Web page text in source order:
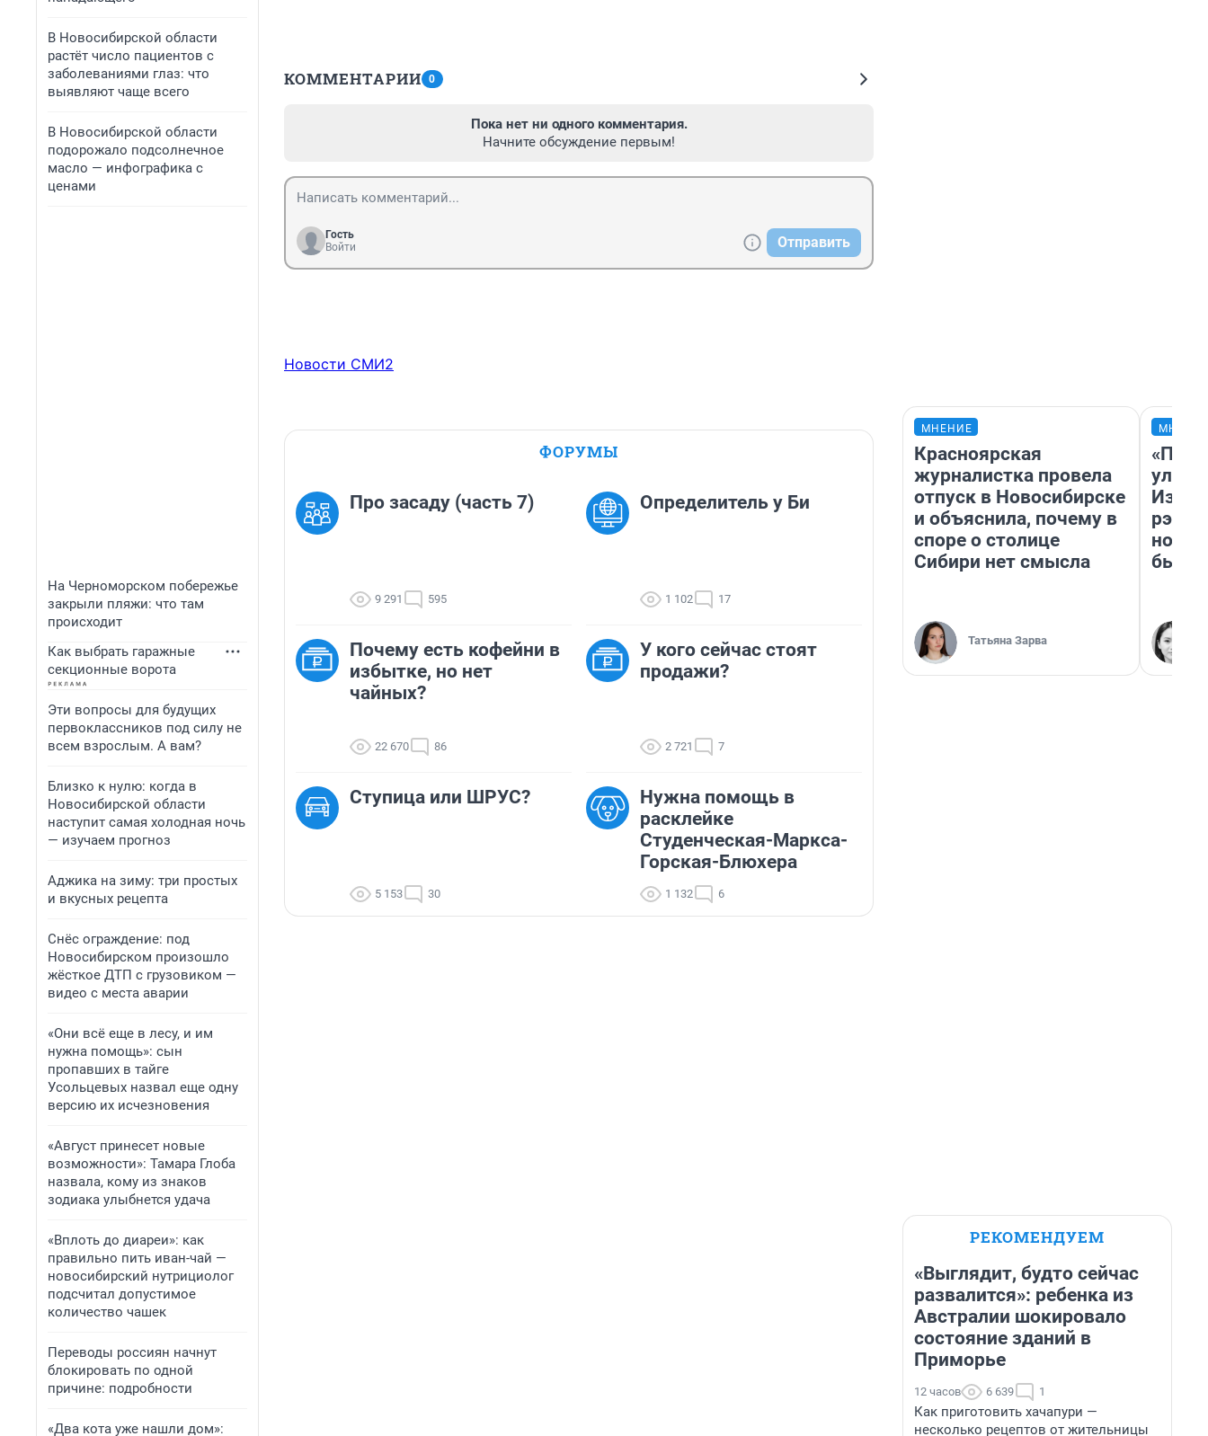
В Новосибирской области
растёт число пациентов с
заболеваниями глаз: что
выявляют чаще всего
В Новосибирской области
подорожало подсолнечное
масло — инфографика с
ценами
На Черноморском побережье
закрыли пляжи: что там
происходит
Как выбрать гаражные
секционные ворота
Эти вопросы для будущих
первоклассников под силу не
всем взрослым. А вам?
Близко к нулю: когда в
Новосибирской области
наступит самая холодная ночь
— изучаем прогноз
Аджика на зиму: три простых
и вкусных рецепта
Снёс ограждение: под
Новосибирском произошло
жёсткое ДТП с грузовиком —
видео с места аварии
«Они всё еще в лесу, и им
нужна помощь»: сын
пропавших в тайге
Усольцевых назвал еще одну
версию их исчезновения
«Август принесет новые
возможности»: Тамара Глоба
назвала, кому из знаков
зодиака улыбнется удача
«Вплоть до диареи»: как
правильно пить иван-чай —
новосибирский нутрициолог
подсчитал допустимое
количество чашек
Переводы россиян начнут
блокировать по одной
причине: подробности
«Два кота уже нашли дом»:
КОММЕНТАРИИ 0
Пока нет ни одного комментария.
Начните обсуждение первым!
Гость
Войти
Отправить
Новости СМИ2
ФОРУМЫ
Про засаду (часть 7)
9 291 595
Определитель у Би
1 102 17
Почему есть кофейни в
избытке, но нет
чайных?
22 670 86
У кого сейчас стоят
продажи?
2 721 7
Ступица или ШРУС?
5 153 30
Нужна помощь в
расклейке
Студенческая-Маркса-
Горская-Блюхера
1 132 6
МНЕНИЕ
Красноярская
журналистка провела
отпуск в Новосибирске
и объяснила, почему в
споре о столице
Сибири нет смысла
Татьяна Зарва
было
РЕКОМЕНДУЕМ
«Выглядит, будто сейчас
развалится»: ребенка из
Австралии шокировало
состояние зданий в
Приморье
12 часов 6 639 1
Как приготовить хачапури —
несколько рецептов от жительницы